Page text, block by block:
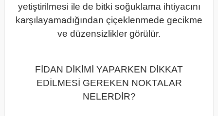
yetiştirilmesi ile de bitki soğuklama ihtiyacını
karşılayamadığından çiçeklenmede gecikme
ve düzensizlikler görülür.
FİDAN DİKİMİ YAPARKEN DİKKAT
EDİLMESİ GEREKEN NOKTALAR
NELERDİR?